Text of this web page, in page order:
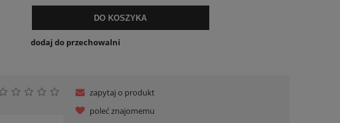
DO KOSZYKA
dodaj do przechowalni
zapytaj o produkt
poleć znajomemu